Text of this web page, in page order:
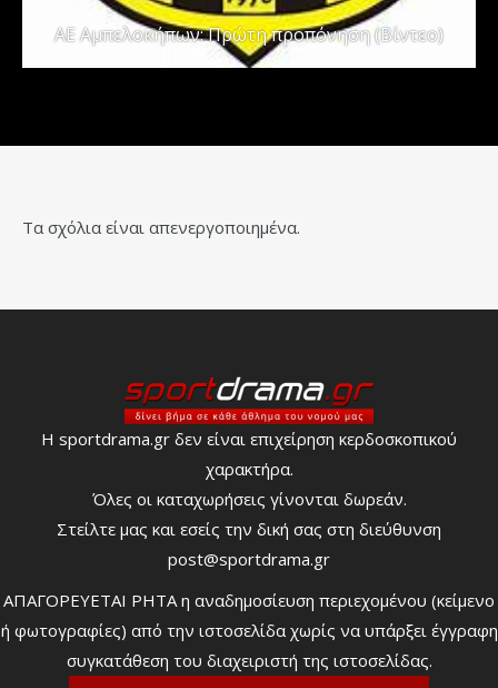
ΑΕ Αμπελοκήπων: Πρώτη προπόνηση (Βίντεο)
Τα σχόλια είναι απενεργοποιημένα.
Η sportdrama.gr δεν είναι επιχείρηση κερδοσκοπικού
χαρακτήρα.
Όλες οι καταχωρήσεις γίνονται δωρεάν.
Στείλτε μας και εσείς την δική σας στη διεύθυνση
post@sportdrama.gr
ΑΠΑΓΟΡΕΥΕΤΑΙ ΡΗΤΑ η αναδημοσίευση περιεχομένου (κείμενο
ή φωτογραφίες) από την ιστοσελίδα χωρίς να υπάρξει έγγραφη
συγκατάθεση του διαχειριστή της ιστοσελίδας.